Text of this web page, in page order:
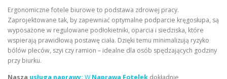
Ergonomiczne fotele biurowe to podstawa zdrowej pracy.
Zaprojektowane tak, by zapewniać optymalne podparcie kręgosłupa, są
wyposażone w regulowane podłokietniki, oparcia i siedziska, które
wspierają prawidłową postawę ciała. Dzięki temu minimalizują ryzyko
bólów pleców, szyi czy ramion – idealne dla osób spędzających godziny
przy biurku.